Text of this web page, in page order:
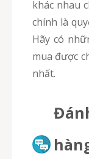
khác nhau
chính là
Hãy có
mua được
nhất.